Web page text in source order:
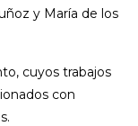
y María de los
cuyos trabajos
con